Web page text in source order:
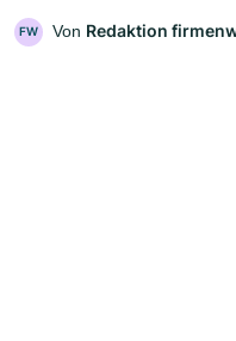
FW Von Redaktion